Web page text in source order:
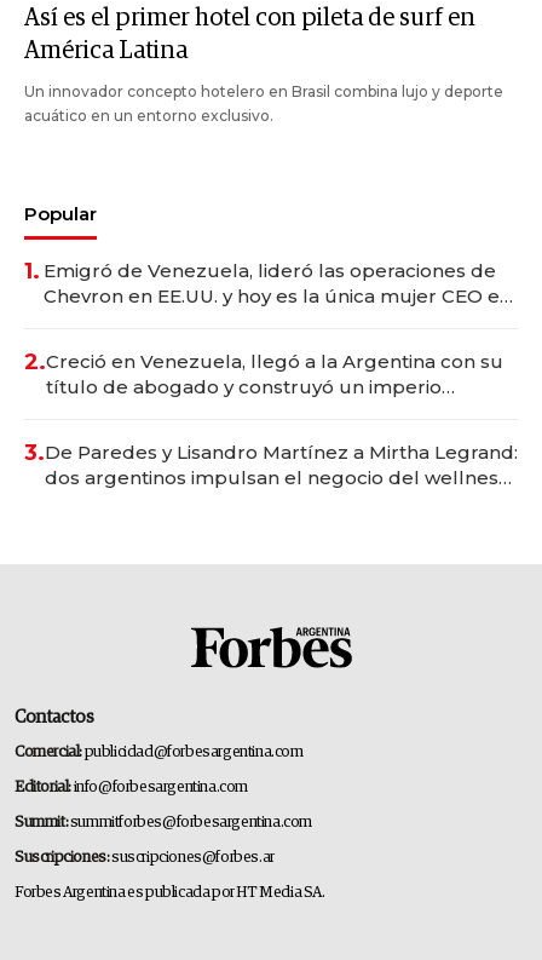
Así es el primer hotel con pileta de surf en
América Latina
Un innovador concepto hotelero en Brasil combina lujo y deporte
acuático en un entorno exclusivo.
Popular
1. Emigró de Venezuela, lideró las operaciones de
Chevron en EE.UU. y hoy es la única mujer CEO en
2.Creció en Venezuela, llegó a la Argentina con su
título de abogado y construyó un imperio
3.De Paredes y Lisandro Martínez a Mirtha Legrand:
dos argentinos impulsan el negocio del wellness
Contactos
Comercial:publicidad@forbesargentina.com
Editorial:info@forbesargentina.com
Summit:summitforbes@forbesargentina.com
Suscripciones:suscripciones@forbes.ar
Forbes Argentina es publicada por HT Media SA.